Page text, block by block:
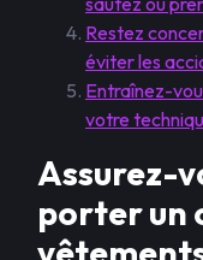
Restez
éviter les
Entraînez-
votre
Assurez-
porter un